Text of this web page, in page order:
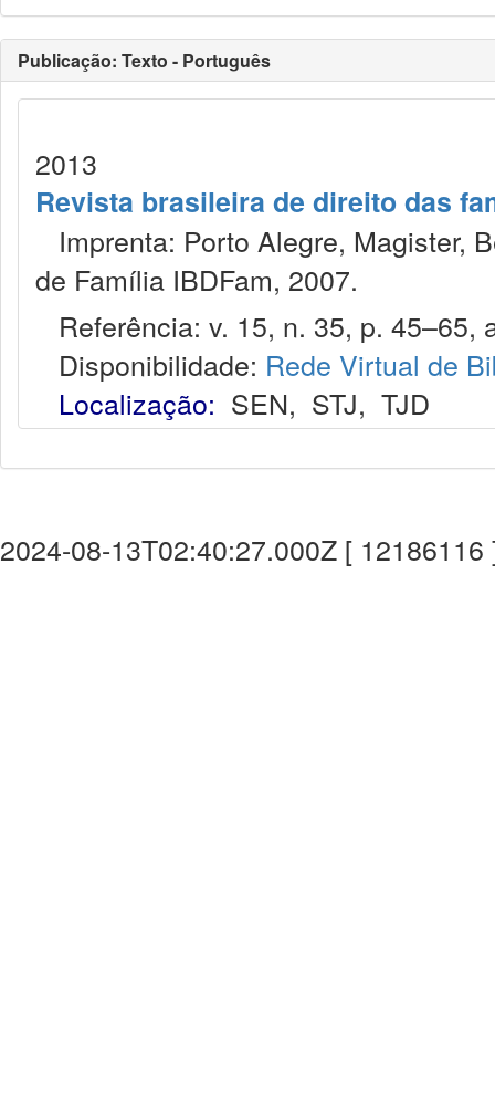
Publicação: Texto - Português
2013
Revista brasileira de direito das
Imprenta: Porto Alegre, Magister,
de Família IBDFam, 2007.
Referência: v. 15, n. 35, p. 45–65,
Disponibilidade: Rede Virtual de
Localização: SEN, STJ, TJD
2024-08-13T02:40:27.000Z [ 12186116